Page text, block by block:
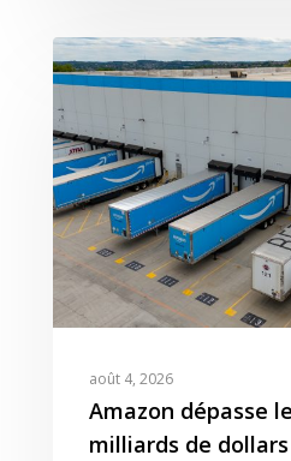
août 4, 2026
Amazon dépasse
milliards de